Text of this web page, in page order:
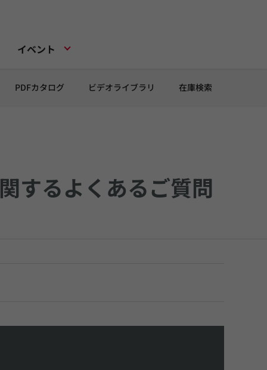
イベント
PDFカタログ ビデオライブラリ 在庫検索
するよくあるご質問